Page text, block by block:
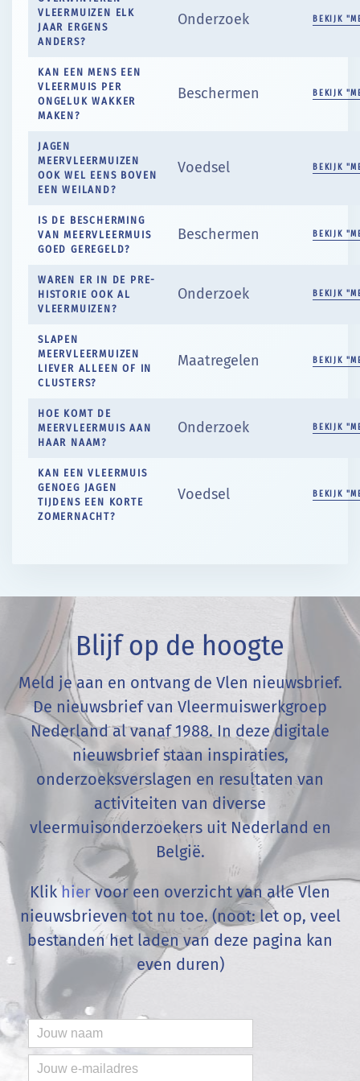
VLEERMUIZEN ELK
JAAR ERGENS
ANDERS?
Onderzoek BEKIJK
KAN EEN MENS EEN
VLEERMUIS PER
ONGELUK WAKKER
MAKEN?
Beschermen BEKIJK
JAGEN
MEERVLEERMUIZEN
OOK WEL EENS BOVEN
EEN WEILAND?
Voedsel BEKIJK
IS DE BESCHERMING
VAN MEERVLEERMUIS
GOED GEREGELD?
Beschermen BEKIJK
WAREN ER IN DE PRE-
HISTORIE OOK AL
VLEERMUIZEN?
Onderzoek BEKIJK
SLAPEN
MEERVLEERMUIZEN
LIEVER ALLEEN OF IN
CLUSTERS?
Maatregelen BEKIJK
HOE KOMT DE
MEERVLEERMUIS AAN
HAAR NAAM?
Onderzoek BEKIJK
KAN EEN VLEERMUIS
GENOEG JAGEN
TIJDENS EEN KORTE
ZOMERNACHT?
Voedsel BEKIJK
Blijf op de hoogte
Meld je aan en ontvang de Vlen nieuwsbrief.
De nieuwsbrief van Vleermuiswerkgroep
Nederland al vanaf 1988. In deze digitale
nieuwsbrief staan inspiraties,
onderzoeksverslagen en resultaten van
activiteiten van diverse
vleermuisonderzoekers uit Nederland en
België.
Klik hier voor een overzicht van alle Vlen
nieuwsbrieven tot nu toe. (noot: let op, veel
bestanden het laden van deze pagina kan
even duren)